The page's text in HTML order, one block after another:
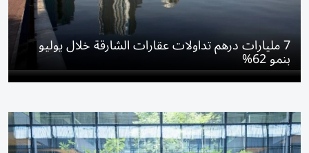
7 مليارات درهم تداولات عقارات الشارقة خلال يوليو
بنمو 62%